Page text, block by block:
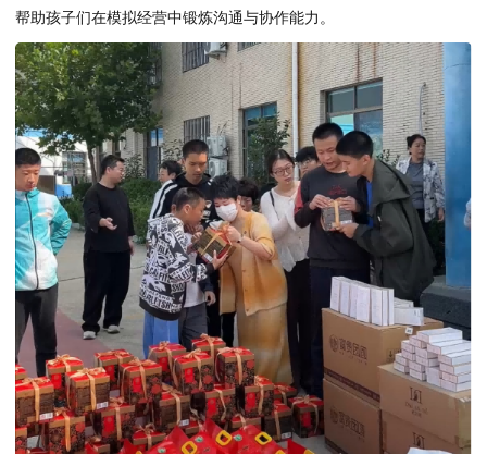
帮助孩子们在模拟经营中锻炼沟通与协作能力。